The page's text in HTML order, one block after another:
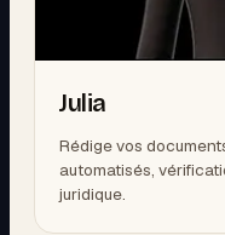
Julia
Rédige vos
automatisés,
juridique.